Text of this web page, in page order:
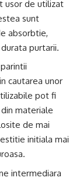
usor de utilizat
sunt
absorbtie,
purtarii.
cautarea unor
pot fi
materiale
de mai
initiala mai
intermediara